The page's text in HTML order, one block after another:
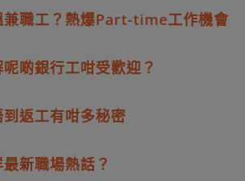
兼職工？熱爆Part-time工作機會
啲銀行工咁受歡迎？
返工有咁多秘密
新職場熱話？